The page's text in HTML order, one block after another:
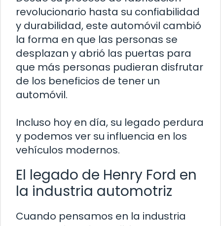
revolucionario hasta su confiabilidad
y durabilidad, este automóvil cambió
la forma en que las personas se
desplazan y abrió las puertas para
que más personas pudieran disfrutar
de los beneficios de tener un
automóvil.
Incluso hoy en día, su legado perdura
y podemos ver su influencia en los
vehículos modernos.
El legado de Henry Ford en
la industria automotriz
Cuando pensamos en la industria